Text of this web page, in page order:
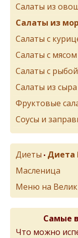
Салаты из
Салаты из
Салаты с
Салаты с мясом
Салаты с рыбой
Салаты из
Фруктовые
Соусы и
Диеты • Диета
Масленица
Меню на
Самые
Что можно